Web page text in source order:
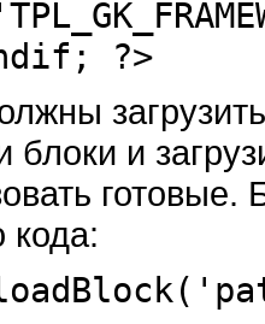
; ?>
блоки и
кода: